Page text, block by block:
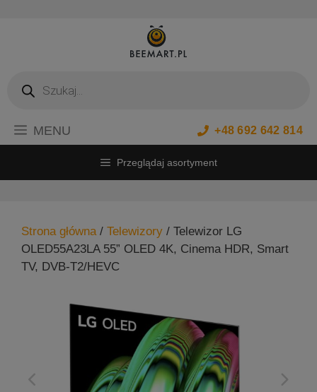
produktów
+48 692 642 814
MENU
Przeglądaj asortyment
Strona główna/ Telewizory / Telewizor LG
OLED55A23LA 55” OLED 4K, Cinema HDR, Smart
TV, DVB-T2/HEVC